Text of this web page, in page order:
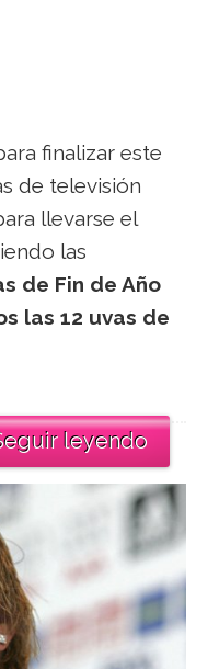
finalizar este
de televisión
llevarse el
las
de Fin de Año
las 12 uvas de
leyendo